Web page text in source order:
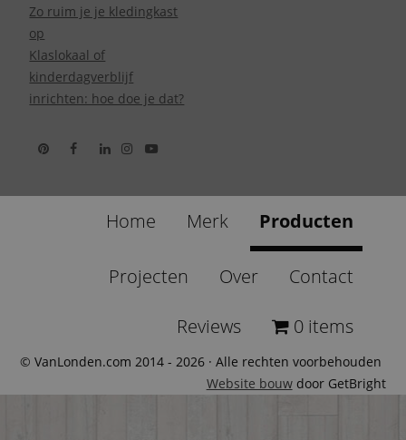
Zo ruim je je kledingkast
op
Klaslokaal of
kinderdagverblijf
inrichten: hoe doe je dat?
Home Merk Producten
Projecten Over Contact
Reviews 0 items
© VanLonden.com 2014 - 2026 · Alle rechten voorbehouden
Website bouwdoor GetBright